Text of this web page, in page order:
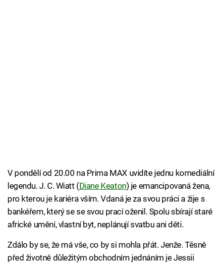
V pondělí od 20.00 na Prima MAX uvidíte jednu komediální
legendu. J. C. Wiatt (Diane Keaton) je emancipovaná žena,
pro kterou je kariéra vším. Vdaná je za svou práci a žije s
bankéřem, který se se svou prací oženil. Spolu sbírají staré
africké umění, vlastní byt, neplánují svatbu ani děti.
Zdálo by se, že má vše, co by si mohla přát. Jenže. Těsně
před životně důležitým obchodním jednáním je Jessii